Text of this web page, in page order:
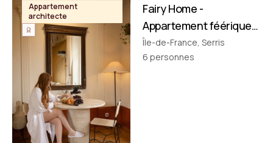
Appartement
architecte
Appartement
thématique
Fairy Home -
Appartement féérique
• Disney à 10 min !
Île-de-France, Serris
6 personnes